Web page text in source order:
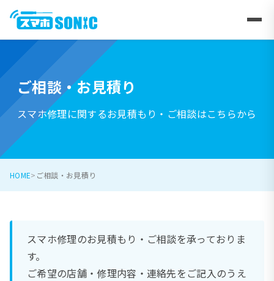
ご相談・お見積り
スマホ修理に関するお見積もり・ご相談はこちらから
HOME ご相談・お見積り
スマホ修理のお見積もり・ご相談を承っておりま
す。
ご希望の店舗・修理内容・連絡先をご記入のうえ